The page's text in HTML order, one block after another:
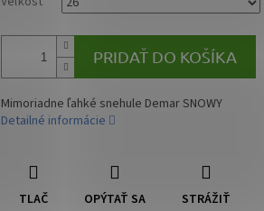
PRIDAŤ DO KOŠÍKA
Mimoriadne ľahké snehule Demar SNOWY
Detailné informácie
TLAČ OPÝTAŤ SA STRÁŽIŤ